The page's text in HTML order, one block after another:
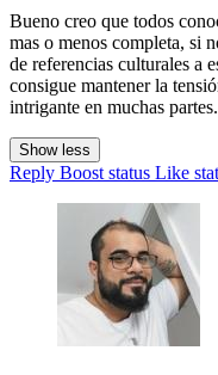
Bueno creo que todos
mas o menos completa, si
de referencias culturales a
consigue mantener la
intrigante en muchas
Show less
Reply Boost status Like